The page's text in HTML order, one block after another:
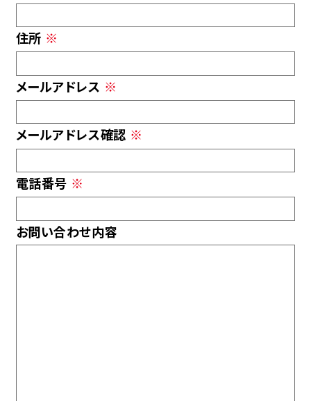
住所 ※
メールアドレス ※
メールアドレス確認 ※
電話番号 ※
お問い合わせ内容